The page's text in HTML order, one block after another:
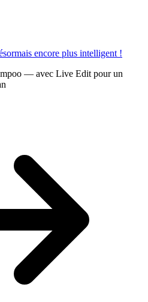
encore plus intelligent !
— avec Live Edit pour un